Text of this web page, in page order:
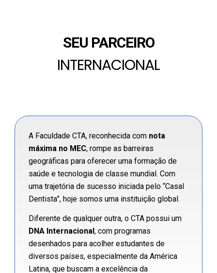
SEU PARCEIRO
INTERNACIONAL
A Faculdade CTA, reconhecida com nota
máxima no MEC, rompe as barreiras
geográficas para oferecer uma formação de
saúde e tecnologia de classe mundial. Com
uma trajetória de sucesso iniciada pelo “Casal
Dentista”, hoje somos uma instituição global.
Diferente de qualquer outra, o CTA possui um
DNA Internacional, com programas
desenhados para acolher estudantes de
diversos países, especialmente da América
Latina, que buscam a excelência da